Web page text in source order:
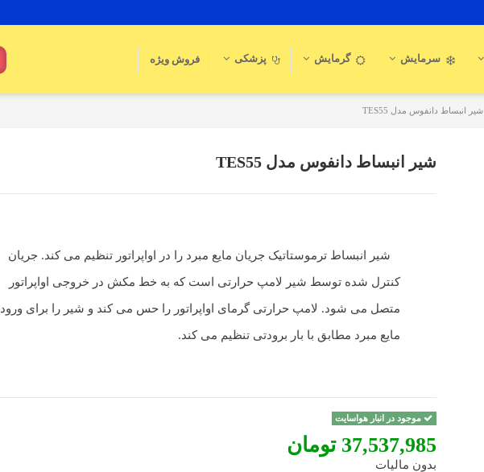
سرمایش گرمایش پزشکی فروش ویژه
شیر انبساط دانفوس مدل TES55
شیر انبساط دانفوس مدل TES55
شیر انبساط ترموستاتیک جریان مایع مبرد را در اواپراتور تنظیم می کند. جریان
کنترل شده توسط شیر لامپ حرارتی است که به خط مکش در خروجی اواپراتور
متصل می شود. لامپ حرارتی گرمای اواپراتور را حس می کند و شیر را برای ورود
مایع مبرد مطابق با بار برودتی تنظیم می کند.
موجود در انبار هواسایت
‎37,537,985 تومان
بدون مالیات